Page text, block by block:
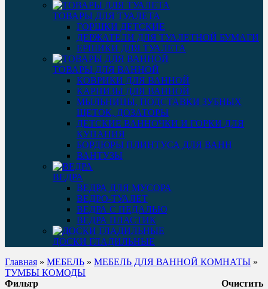
ТОВАРЫ ДЛЯ ТУАЛЕТА
ГОРШКИ ДЕТСКИЕ
ДЕРЖАТЕЛИ ДЛЯ ТУАЛЕТНОЙ БУМАГИ
ЕРШИКИ ДЛЯ ТУАЛЕТА
ТОВАРЫ ДЛЯ ВАННОЙ
КОВРИКИ ДЛЯ ВАННОЙ
КАРНИЗЫ ДЛЯ ВАННОЙ
МЫЛЬНИЦЫ, ПОДСТАВКИ ЗУБНЫХ
ЩЕТОК, ДОЗАТОРЫ
ДЕТСКИЕ ВАННОЧКИ И ГОРКИ ДЛЯ
КУПАНИЯ
БОРДЮРЫ ПЛИНТУСА ДЛЯ ВАНН
ВАНТУЗЫ
ВЕДРА
ВЕДРА ДЛЯ МУСОРА
ВЕДРО-ТУАЛЕТ
ВЕДРА С ПЕДАЛЬЮ
ВЕДРА ПЛАСТИК
ДОСКИ ГЛАДИЛЬНЫЕ
Главная » МЕБЕЛЬ » МЕБЕЛЬ ДЛЯ ВАННОЙ КОМНАТЫ »
ТУМБЫ КОМОДЫ
Фильтр
Очистить